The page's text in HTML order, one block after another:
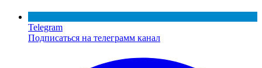
Telegram
Подписаться на телеграмм канал